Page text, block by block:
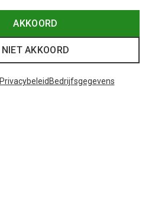
AKKOORD
NIET AKKOORD
Privacybeleid Bedrijfsgegevens